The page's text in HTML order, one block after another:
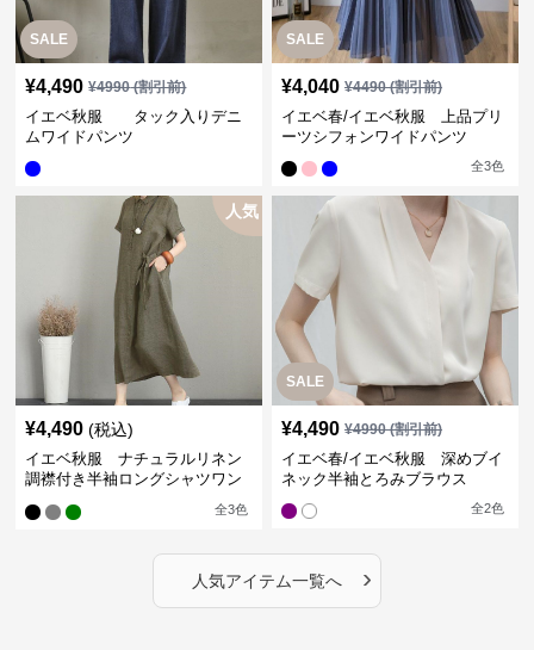
SALE
¥4,490 ¥4990(割引前)
イエベ秋服 タック入りデニ
ムワイドパンツ
SALE
¥4,040 ¥4490(割引前)
イエベ春/イエベ秋服 上品プリ
ーツシフォンワイドパンツ
全3色
人気
¥4,490 (税込)
イエベ秋服 ナチュラルリネン
調襟付き半袖ロングシャツワン
全3色
SALE
¥4,490 ¥4990(割引前)
イエベ春/イエベ秋服 深めブイ
ネック半袖とろみブラウス
全2色
人気アイテム一覧へ ›